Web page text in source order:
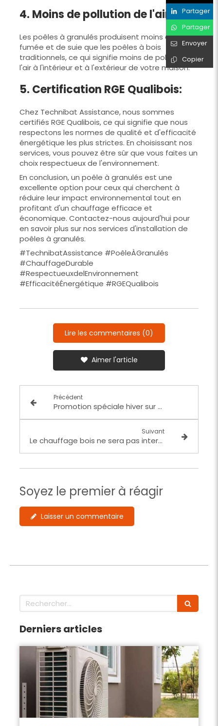
4. Moins de pollution de l'air:
Les poêles à granulés produisent moins de
fumée et de suie que les poêles à bois
traditionnels, ce qui signifie moins de pollution de
l'air à l'intérieur et à l'extérieur de votre maison.
5. Certification RGE Qualibois:
Chez Technibat Assistance, nous sommes
certifiés RGE Qualibois, ce qui signifie que nous
respectons les normes de qualité et d'efficacité
énergétique les plus strictes. En choisissant nos
services, vous pouvez être sûr que vous faites un
choix respectueux de l'environnement.
En conclusion, un poêle à granulés est une
excellente option pour ceux qui cherchent à
réduire leur impact environnemental tout en
profitant d'un chauffage efficace et
économique. Contactez-nous aujourd'hui pour
en savoir plus sur nos services d'installation de
poêles à granulés.
#TechnibatAssistance #PoêleÀGranulés
#ChauffageDurable
#RespectueuxdelEnvironnement
#EfficacitéÉnergétique #RGEQualibois
Lire les commentaires (0)
Aimer l'article
Précédent
Promotion spéciale hiver sur nos poêles à granulés
Suivant
Le chauffage bois ne sera pas interdit
Partager
Partager
Envoyer
Copier
Soyez le premier à réagir
Laisser un commentaire
Rechercher
Derniers articles